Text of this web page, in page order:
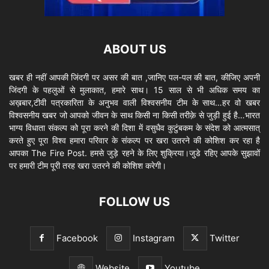
ABOUT US
खबर ही नहीं आपकी जिंदगी पर असर की बात ,जानिए पल-पल की बात, कीजिए अपनी
जिंदगी के पहलुओं से मुलाकात, हमारे साथ। 15 साल से भी अधिक समय का
अख़बार,टीवी पत्रकारिता के अनुभव वाली विश्वसनीय टीम के साथ…हर वो खबर
विश्वसनीय खबर जो आपको जीवन के साथ किसी ना किसी तरीक़े से जुड़ी हुई है…भारत
भाग्य विधाता संकल्प को पूरा करने की दिशा में वसुधैव कुटुंबकम के संदेश को आत्मसात्
करते हुए पूरा विश्व हमारा परिवार के संकल्प पर खरा उतरने की कोशिश कर रहा है
आपका The Fire Post. हमसे जुड़े रहने के लिए शुक्रिया।जुडे रहिए आपके सुझावों
पर हमारी टीम पूरी तरह खरा उतरने की कोशिश करेगी।
FOLLOW US
Facebook Instagram Twitter